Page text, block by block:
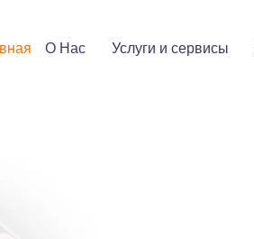
О Нас Услуги и сервисы